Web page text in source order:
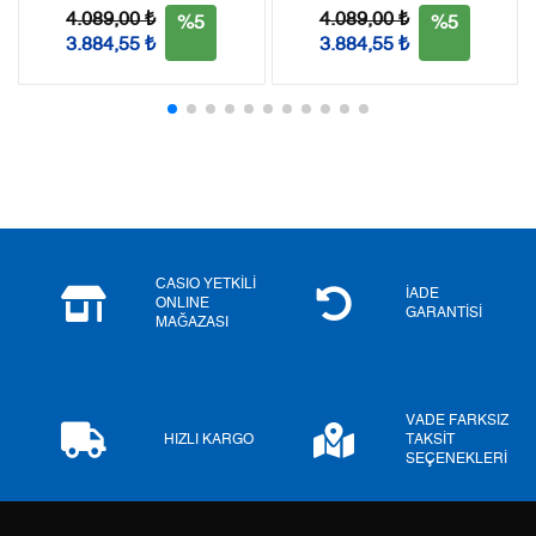
Tek Çekim 0,00 ₺
0,00 ₺
4.089,00 ₺
3.884,55 ₺
%5
4.089,00 ₺
3.884,55 ₺
%5
CASIO YETKİLİ
ONLINE
MAĞAZASI
İADE
GARANTİSİ
HIZLI KARGO
VADE FARKSIZ
TAKSİT
SEÇENEKLERİ